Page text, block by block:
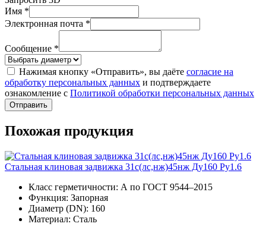
Имя *
Электронная почта *
Сообщение *
Нажимая кнопку «Отправить», вы даёте согласие на
обработку персональных данных и подтверждаете
ознакомление с Политикой обработки персональных данных
Отправить
Похожая продукция
Стальная клиновая задвижка 31с(лс,нж)45нж Ду160 Ру1.6
Класс герметичности: А по ГОСТ 9544–2015
Функция: Запорная
Диаметр (DN): 160
Материал: Сталь